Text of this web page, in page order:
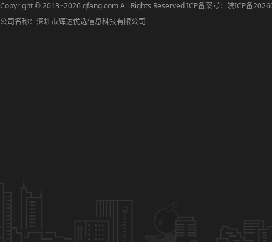
Copyright © 2013~2026 qfang.com All Rights Reserved ICP备案号： 皖ICP备
公司名称：深圳市辉达优选信息科技有限公司